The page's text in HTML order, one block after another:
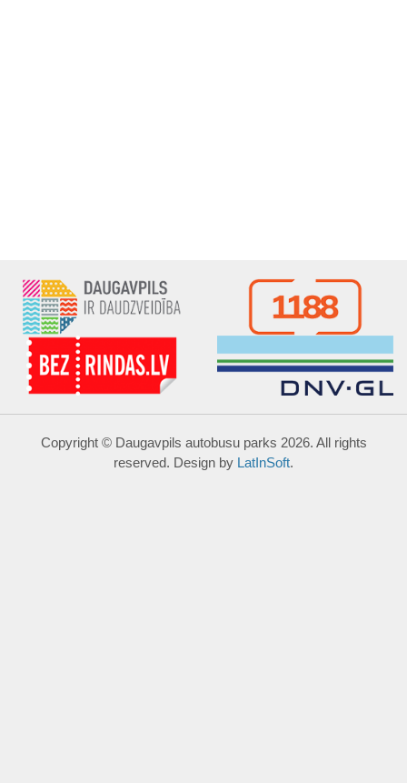
Copyright © Daugavpils autobusu parks 2026. All rights
reserved. Design by LatInSoft.